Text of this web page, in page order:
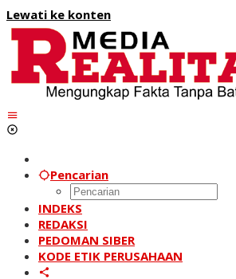
Lewati ke konten
Pencarian
INDEKS
REDAKSI
PEDOMAN SIBER
KODE ETIK PERUSAHAAN